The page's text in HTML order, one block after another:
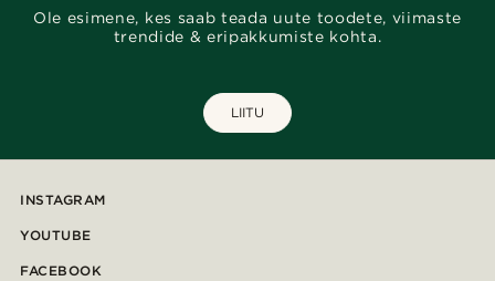
Ole esimene, kes saab teada uute toodete, viimaste
trendide & eripakkumiste kohta.
LIITU
INSTAGRAM
YOUTUBE
FACEBOOK